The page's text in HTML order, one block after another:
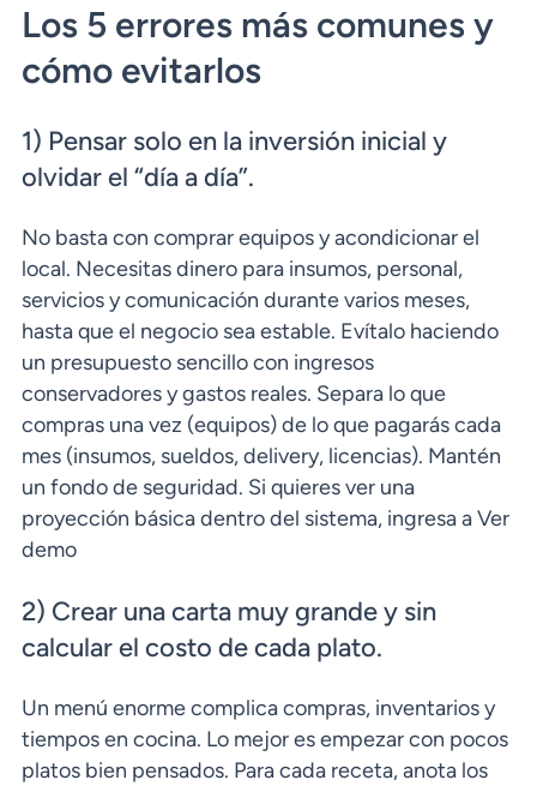
Los 5 errores más comunes y
cómo evitarlos
1) Pensar solo en la inversión inicial y
olvidar el “día a día”.
No basta con comprar equipos y acondicionar el
local. Necesitas dinero para insumos, personal,
servicios y comunicación durante varios meses,
hasta que el negocio sea estable. Evítalo haciendo
un presupuesto sencillo con ingresos
conservadores y gastos reales. Separa lo que
compras una vez (equipos) de lo que pagarás cada
mes (insumos, sueldos, delivery, licencias). Mantén
un fondo de seguridad. Si quieres ver una
proyección básica dentro del sistema, ingresa a Ver
demo
2) Crear una carta muy grande y sin
calcular el costo de cada plato.
Un menú enorme complica compras, inventarios y
tiempos en cocina. Lo mejor es empezar con pocos
platos bien pensados. Para cada receta, anota los